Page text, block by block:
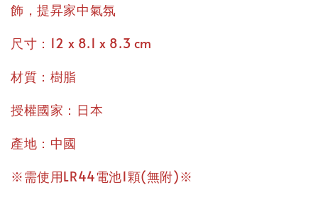
飾，提昇家中氣氛
尺寸：12 x 8.1 x 8.3 cm
材質：樹脂
授權國家：日本
產地：中國
※需使用LR44電池1顆(無附)※